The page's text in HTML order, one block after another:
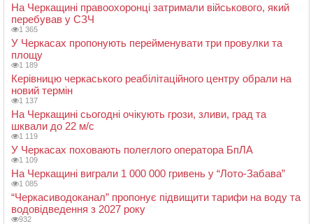
На Черкащині правоохоронці затримали військового, який
перебував у СЗЧ
1 365
У Черкасах пропонують перейменувати три провулки та
площу
1 189
Керівницю черкаського реабілітаційного центру обрали на
новий термін
1 137
На Черкащині сьогодні очікують грози, зливи, град та
шквали до 22 м/с
1 119
У Черкасах поховають полеглого оператора БпЛА
1 109
На Черкащині виграли 1 000 000 гривень у “Лото-Забава”
1 085
“Черкасиводоканал” пропонує підвищити тарифи на воду та
водовідведення з 2027 року
932